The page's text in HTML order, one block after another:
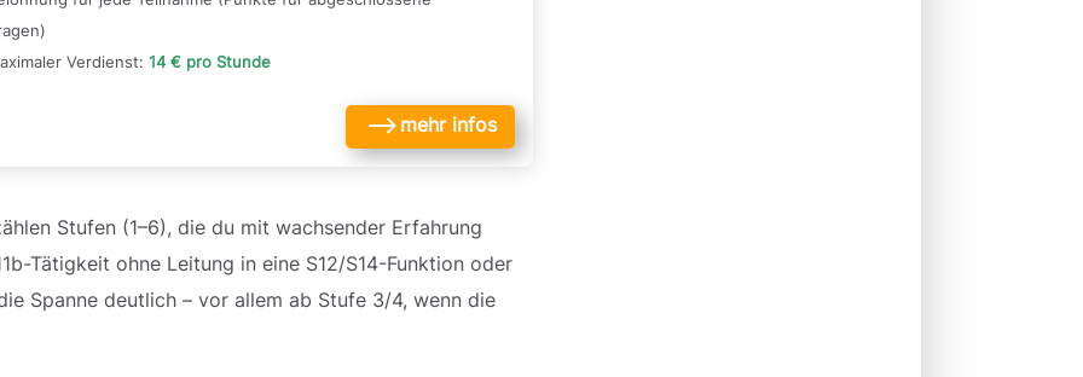
Verdienst:14 € pro Stunde
$ mehr infos
Stufen (1–6), die du mit wachsender Erfahrung
Tätigkeit ohne Leitung in eine S12/S14-Funktion oder
Spanne deutlich – vor allem ab Stufe 3/4, wenn die